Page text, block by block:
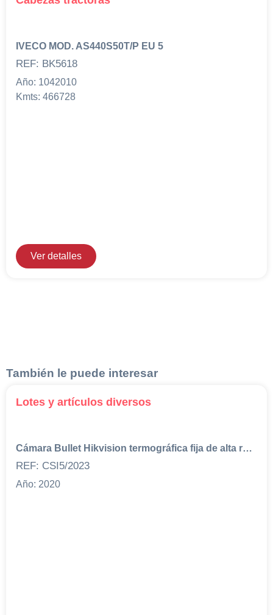
IVECO MOD. AS440S50T/P EU 5
REF: BK5618
Año: 1042010
Kmts: 466728
Ver detalles
También le puede interesar
Lotes y artículos diversos
Cámara Bullet Hikvision termográfica fija de alta resolución + Trípode + ConfiguraciónBlack Body (Calibrador para alta precisión) + Alimentación eléctrica 220V + Trípode + ConfiguraciónLO QUE HA ENTRADO EN CAMPA: -- CÁMARA HIKVISION THERMAL-OPTICAL BI-ESPECTRUM DS. 2TD2617B-6/PA -- SOPORTE ACERO INOX. LIMHAMN 15386 -- ADAPTADOR UBIQUITI 48V 0,5A -- 2 ACCESORIOS ALHUA PARA CÁMARA MOUNT -- COLORÍMETRO / CALIBRADOR DE COLOR HIKVISIÓN DS-2TE127-G4A
REF: CSI5/2023
Año: 2020